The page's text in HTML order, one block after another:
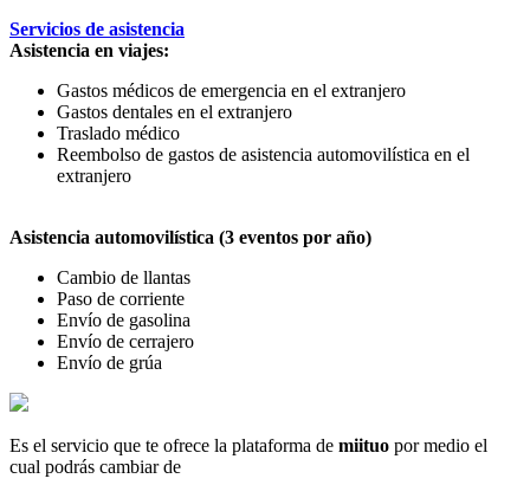
Servicios de asistencia
Asistencia en viajes:
Gastos médicos de emergencia en el extranjero
Gastos dentales en el extranjero
Traslado médico
Reembolso de gastos de asistencia automovilística en el
extranjero
Asistencia automovilística (3 eventos por año)
Cambio de llantas
Paso de corriente
Envío de gasolina
Envío de cerrajero
Envío de grúa
Es el servicio que te ofrece la plataforma de miituo por medio el
cual podrás cambiar de